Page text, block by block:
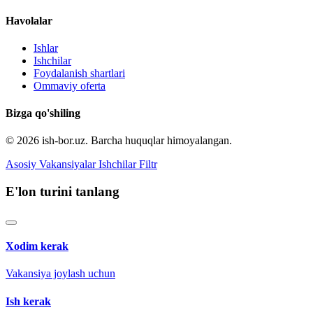
Havolalar
Ishlar
Ishchilar
Foydalanish shartlari
Ommaviy oferta
Bizga qo'shiling
© 2026 ish-bor.uz. Barcha huquqlar himoyalangan.
Asosiy Vakansiyalar Ishchilar Filtr
E'lon turini tanlang
Xodim kerak
Vakansiya joylash uchun
Ish kerak